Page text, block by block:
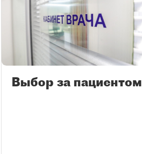
Выбор за пациентом